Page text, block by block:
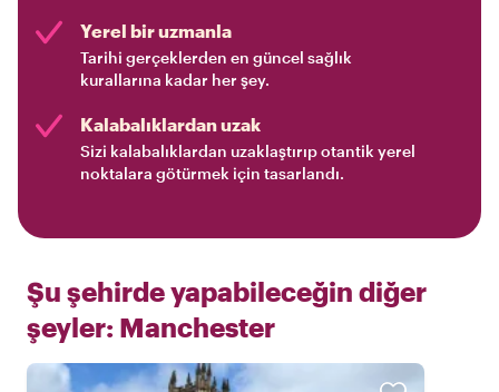
Yerel bir uzmanla
Tarihi gerçeklerden en güncel sağlık
kurallarına kadar her şey.
Kalabalıklardan uzak
Sizi kalabalıklardan uzaklaştırıp otantik yerel
noktalara götürmek için tasarlandı.
Şu şehirde yapabileceğin diğer
şeyler: Manchester